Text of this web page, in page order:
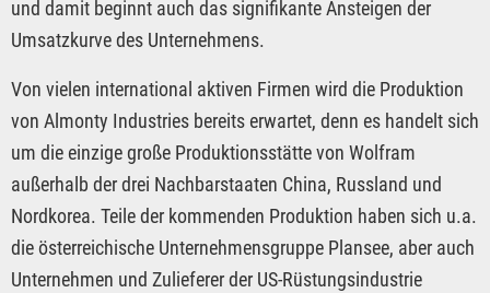
und damit beginnt auch das signifikante Ansteigen der
Umsatzkurve des Unternehmens.
Von vielen international aktiven Firmen wird die Produktion
von Almonty Industries bereits erwartet, denn es handelt sich
um die einzige große Produktionsstätte von Wolfram
außerhalb der drei Nachbarstaaten China, Russland und
Nordkorea. Teile der kommenden Produktion haben sich u.a.
die österreichische Unternehmensgruppe Plansee, aber auch
Unternehmen und Zulieferer der US-Rüstungsindustrie